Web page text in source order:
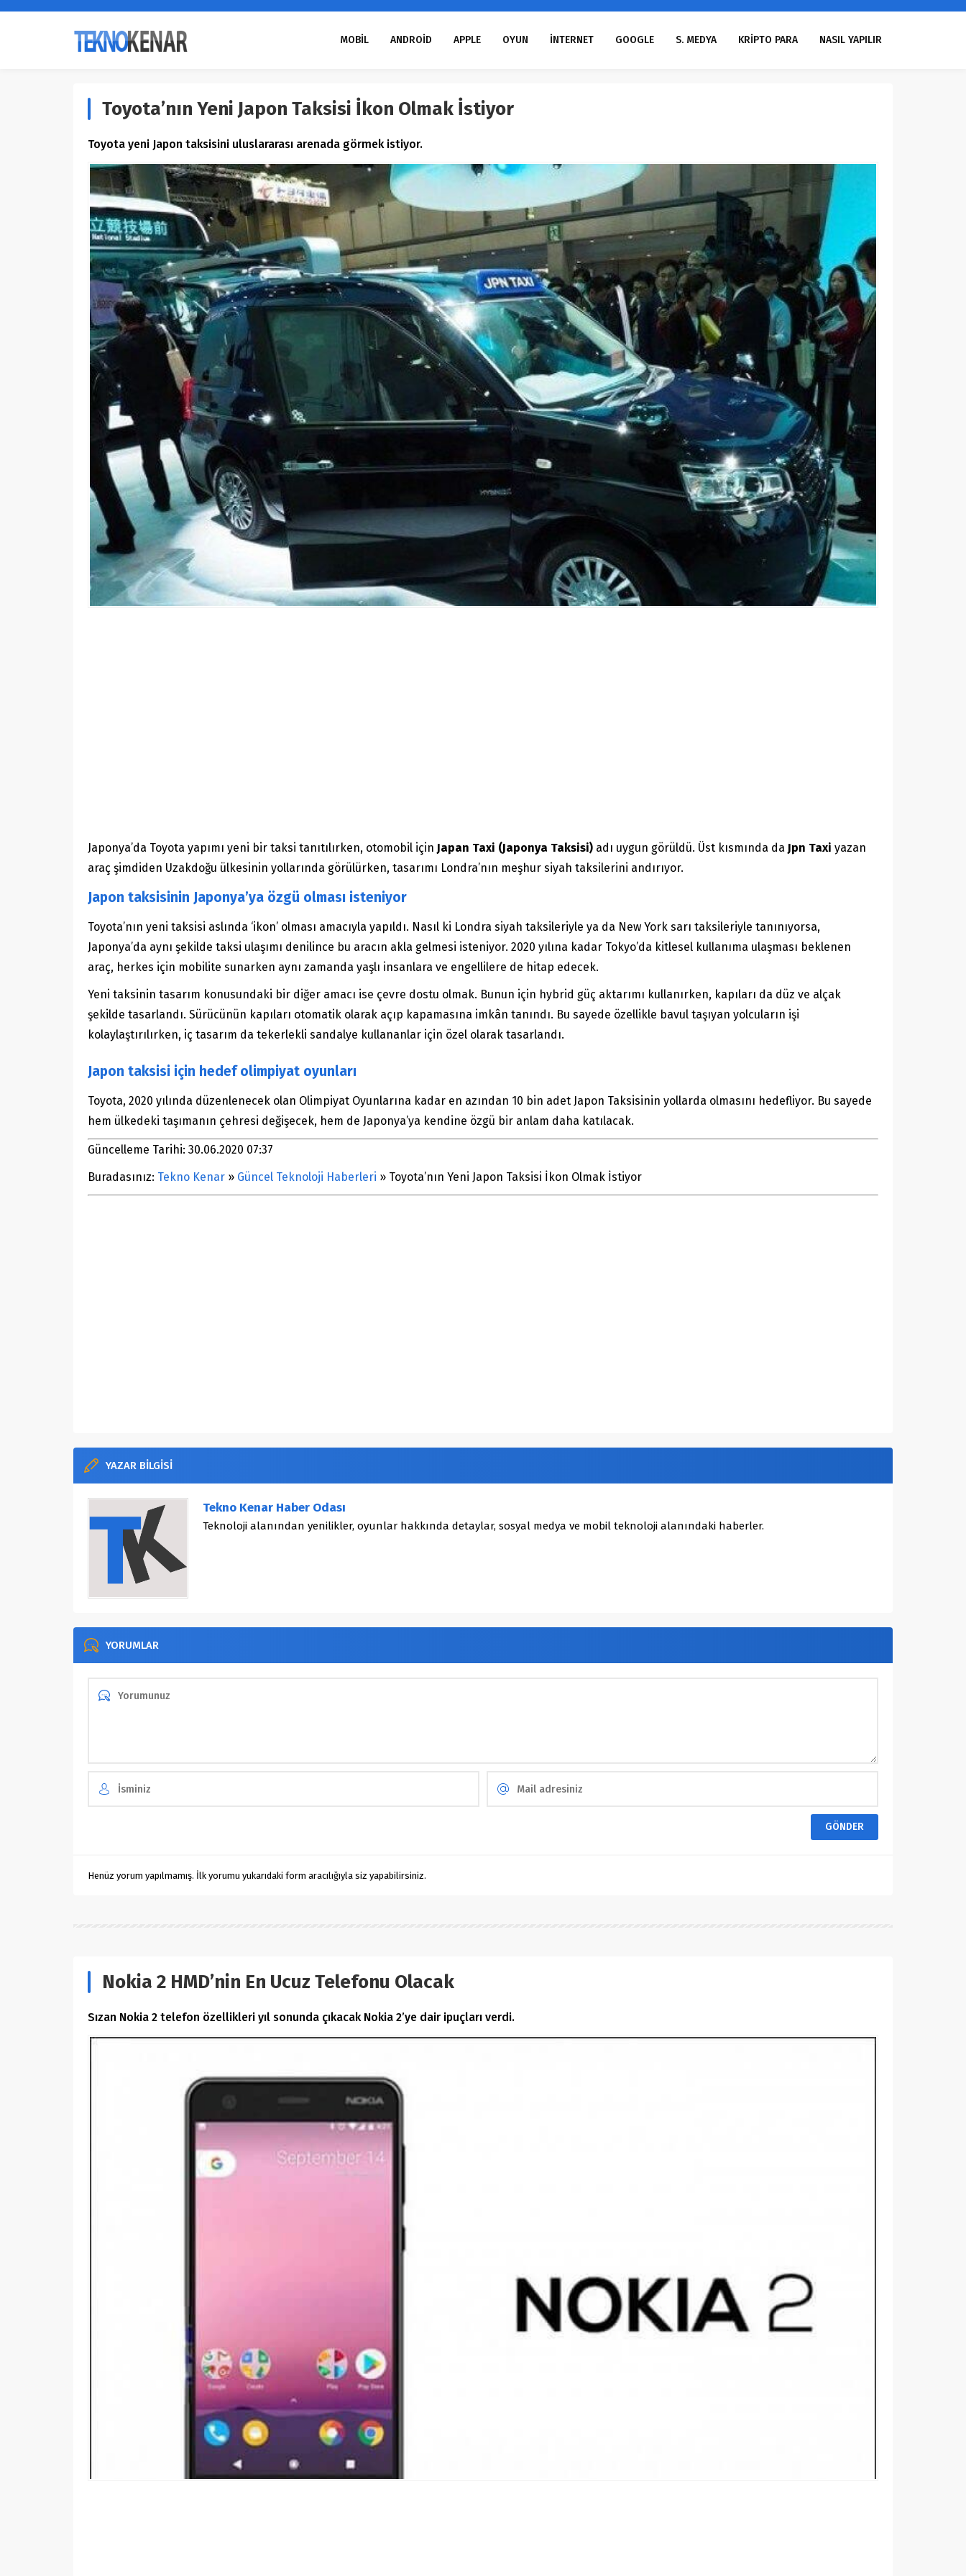
MOBİL ANDROİD APPLE OYUN İNTERNET GOOGLE S. MEDYA KRİPTO PARA NASIL YAPILIR
Toyota’nın Yeni Japon Taksisi İkon Olmak İstiyor
Toyota yeni Japon taksisini uluslararası arenada görmek istiyor.
Japonya’da Toyota yapımı yeni bir taksi tanıtılırken, otomobil için Japan Taxi (Japonya Taksisi) adı uygun görüldü. Üst kısmında da Jpn Taxi yazan
araç şimdiden Uzakdoğu ülkesinin yollarında görülürken, tasarımı Londra’nın meşhur siyah taksilerini andırıyor.
Japon taksisinin Japonya’ya özgü olması isteniyor
Toyota’nın yeni taksisi aslında ‘ikon’ olması amacıyla yapıldı. Nasıl ki Londra siyah taksileriyle ya da New York sarı taksileriyle tanınıyorsa,
Japonya’da aynı şekilde taksi ulaşımı denilince bu aracın akla gelmesi isteniyor. 2020 yılına kadar Tokyo’da kitlesel kullanıma ulaşması beklenen
araç, herkes için mobilite sunarken aynı zamanda yaşlı insanlara ve engellilere de hitap edecek.
Yeni taksinin tasarım konusundaki bir diğer amacı ise çevre dostu olmak. Bunun için hybrid güç aktarımı kullanırken, kapıları da düz ve alçak
şekilde tasarlandı. Sürücünün kapıları otomatik olarak açıp kapamasına imkân tanındı. Bu sayede özellikle bavul taşıyan yolcuların işi
kolaylaştırılırken, iç tasarım da tekerlekli sandalye kullananlar için özel olarak tasarlandı.
Japon taksisi için hedef olimpiyat oyunları
Toyota, 2020 yılında düzenlenecek olan Olimpiyat Oyunlarına kadar en azından 10 bin adet Japon Taksisinin yollarda olmasını hedefliyor. Bu sayede
hem ülkedeki taşımanın çehresi değişecek, hem de Japonya’ya kendine özgü bir anlam daha katılacak.
Güncelleme Tarihi: 30.06.2020 07:37
Buradasınız: Tekno Kenar » Güncel Teknoloji Haberleri » Toyota’nın Yeni Japon Taksisi İkon Olmak İstiyor
YAZAR BİLGİSİ
Tekno Kenar Haber Odası
Teknoloji alanından yenilikler, oyunlar hakkında detaylar, sosyal medya ve mobil teknoloji alanındaki haberler.
YORUMLAR
Henüz yorum yapılmamış. İlk yorumu yukarıdaki form aracılığıyla siz yapabilirsiniz.
Nokia 2 HMD’nin En Ucuz Telefonu Olacak
Sızan Nokia 2 telefon özellikleri yıl sonunda çıkacak Nokia 2’ye dair ipuçları verdi.